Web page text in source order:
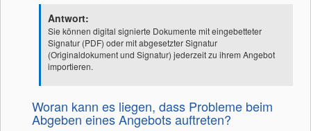
Antwort:
Sie können digital signierte Dokumente mit eingebetteter
Signatur (PDF) oder mit abgesetzter Signatur
(Originaldokument und Signatur) jederzeit zu ihrem Angebot
importieren.
Woran kann es liegen, dass Probleme beim
Abgeben eines Angebots auftreten?